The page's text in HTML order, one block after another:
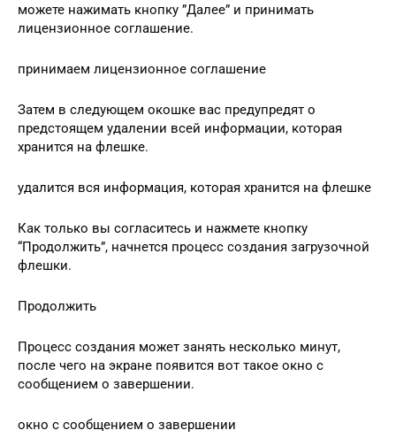
можете нажимать кнопку ”Далее” и принимать
лицензионное соглашение.
принимаем лицензионное соглашение
Затем в следующем окошке вас предупредят о
предстоящем удалении всей информации, которая
хранится на флешке.
удалится вся информация, которая хранится на флешке
Как только вы согласитесь и нажмете кнопку
“Продолжить”, начнется процесс создания загрузочной
флешки.
Продолжить
Процесс создания может занять несколько минут,
после чего на экране появится вот такое окно с
сообщением о завершении.
окно с сообщением о завершении